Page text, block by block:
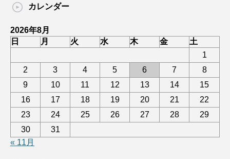
カレンダー
2026年8月
日
月 火 水 木 金
土
1
2
3 4 5 6 7
8
9
10 11 12 13 14
15
16
17 18 19 20 21
22
23
24 25 26 27 28
29
30
31
« 11月